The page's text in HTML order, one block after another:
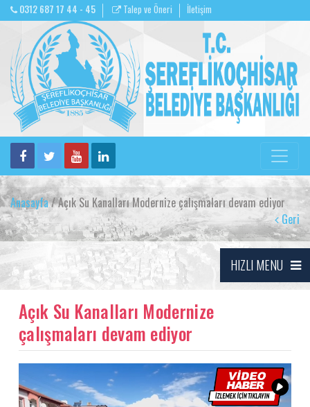
0312 687 17 44 - 45 Talep ve Öneri İletişim
Anasayfa/ Açık Su Kanalları Modernize çalışmaları devam ediyor
Geri
HIZLI MENU
Açık Su Kanalları Modernize
çalışmaları devam ediyor